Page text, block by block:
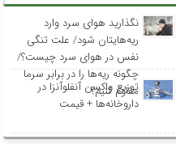
نگذارید هوای سرد وارد
ریه‌هایتان شود/ علت تنگی
نفس در هوای سرد چیست؟/
چگونه ریه‌ها را در برابر سرما
مقاوم کنیم؟
توزیع واکسن‌ آنفلوآنزا در
داروخانه‌ها + قیمت